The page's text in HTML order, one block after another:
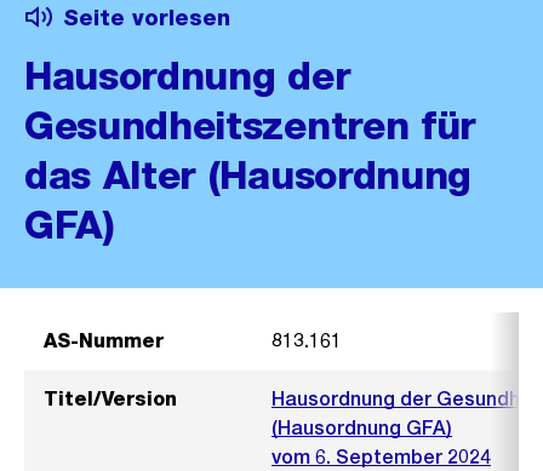
Seite vorlesen
Hausordnung der
Gesundheitszentren für
das Alter (Hausordnung
GFA)
AS-Nummer 813.161
Titel/Version
Hausordnung der
(Hausordnung GFA)
vom 6. September 2024